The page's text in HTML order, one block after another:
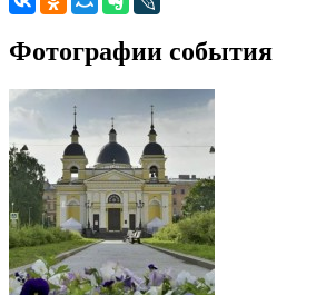
Фотографии события